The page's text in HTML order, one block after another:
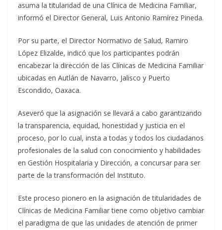
asuma la titularidad de una Clínica de Medicina Familiar,
informó el Director General, Luis Antonio Ramírez Pineda.
Por su parte, el Director Normativo de Salud, Ramiro
López Elizalde, indicó que los participantes podrán
encabezar la dirección de las Clínicas de Medicina Familiar
ubicadas en Autlán de Navarro, Jalisco y Puerto
Escondido, Oaxaca.
Aseveró que la asignación se llevará a cabo garantizando
la transparencia, equidad, honestidad y justicia en el
proceso, por lo cual, insta a todas y todos los ciudadanos
profesionales de la salud con conocimiento y habilidades
en Gestión Hospitalaria y Dirección, a concursar para ser
parte de la transformación del Instituto.
Este proceso pionero en la asignación de titularidades de
Clínicas de Medicina Familiar tiene como objetivo cambiar
el paradigma de que las unidades de atención de primer